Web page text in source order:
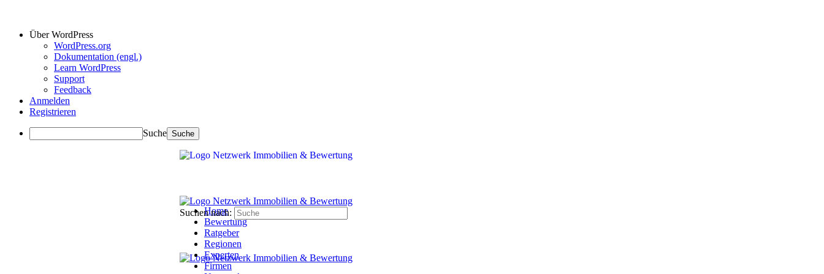
Über WordPress
WordPress.org
Dokumentation (engl.)
Learn WordPress
Support
Feedback
Anmelden
Registrieren
Suche
Home
Bewertung
Ratgeber
Regionen
Experten
Firmen
Suchen nach: